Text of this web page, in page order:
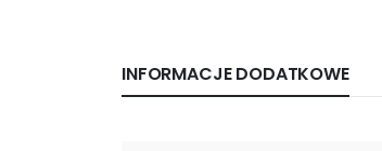
INFORMACJE DODATKOWE